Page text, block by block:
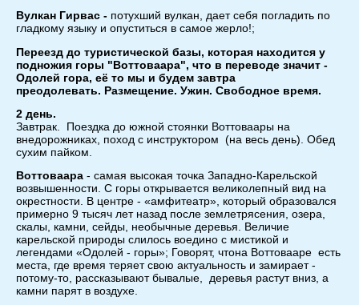
Вулкан Гирвас - потухший вулкан, дает себя погладить по
гладкому языку и опуститься в самое жерло!;
Переезд до туристической базы, которая находится у
подножия горы "Воттоваара", что в переводе значит -
Одолей гора, её то мы и будем завтра
преодолевать. Размещение. Ужин. Свободное время.
2 день.
Завтрак. Поездка до южной стоянки Воттоваары на
внедорожниках, поход с инструктором (на весь день). Обед
сухим пайком.
Воттоваара - самая высокая точка Западно-Карельской
возвышенности. С горы открывается великолепный вид на
окрестности. В центре - «амфитеатр», который образовался
примерно 9 тысяч лет назад после землетрясения, озера,
скалы, камни, сейды, необычные деревья. Величие
карельской природы слилось воедино с мистикой и
легендами «Одолей - горы»; Говорят, чтона Воттовааре есть
места, где время теряет свою актуальность и замирает -
потому-то, рассказывают бывалые, деревья растут вниз, а
камни парят в воздухе.